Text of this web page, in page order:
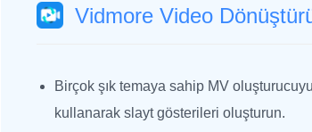
Vidmore Video
Birçok şık temaya sahip MV oluşturucuyu
kullanarak slayt gösterileri oluşturun.